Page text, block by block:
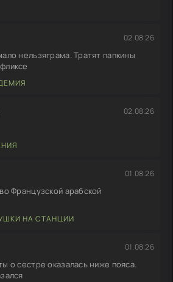
02.08.26
нельзяграма. Тратят папкины
02.08.26
01.08.26
Французской арабской
НА СТАНЦИИ
01.08.26
о сестре оказалась ниже пояса.